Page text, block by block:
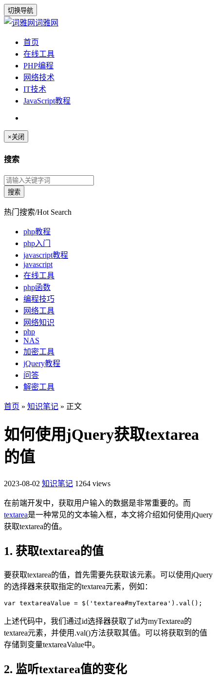
切换导航
词雅网
首页
在线工具
PHP编程
网络技术
IT技术
JavaScript教程
×关闭
搜索
热门搜索/Hot Search
php教程
php入门
javascript教程
javascript
在线工具
php函数
编程技巧
网络工具
网络知识
php
NAS
加密工具
jQuery教程
问答
解密工具
首页 » 知识笔记 » 正文
如何使用jQuery获取textarea
的值
2023-08-02 知识笔记 1264 views
在前端开发中，获取用户输入的数据是非常重要的。而
textarea是一种常见的文本输入框，本文将介绍如何使用jQuery
获取textarea的值。
1. 获取textarea的值
要获取textarea的值，首先需要先获取该元素。可以使用jQuery
的选择器来获取指定的textarea元素，例如：
var textareaValue = $('textarea#myTextarea').val();
上述代码中，我们通过id选择器获取了id为myTextarea的
textarea元素，并使用.val()方法获取其值。可以将获取到的值
存储到变量textareaValue中。
2. 监听textarea值的变化